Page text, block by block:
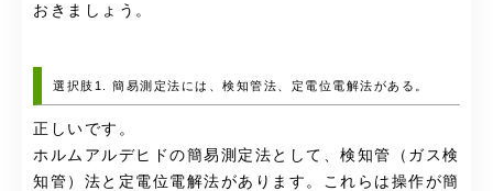
おきましょう。
選択肢1. 簡易測定法には、検知管法、定電位電解法がある。
正しいです。
ホルムアルデヒドの簡易測定法として、検知管（ガス検
知管）法と定電位電解法があります。これらは操作が簡